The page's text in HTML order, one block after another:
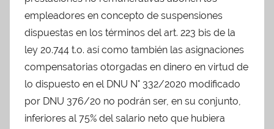
empleadores en concepto de suspensiones
dispuestas en los términos del art. 223 bis de la
ley 20.744 t.o. así como también las asignaciones
compensatorias otorgadas en dinero en virtud de
lo dispuesto en el DNU N° 332/2020 modificado
por DNU 376/20 no podrán ser, en su conjunto,
inferiores al 75% del salario neto que hubiera